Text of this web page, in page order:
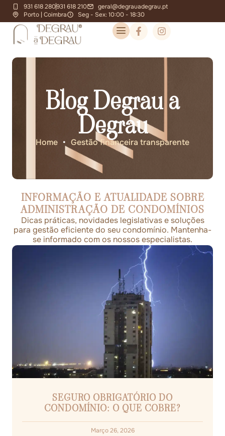
931 618 280931 618 210
geral@degrauadegrau.pt
Porto | Coimbra
Seg - Sex: 10:00 - 18:30
Blog Degrau a
Degrau
Home • Gestão financeira transparente
INFORMAÇÃO E ATUALIDADE SOBRE
ADMINISTRAÇÃO DE CONDOMÍNIOS
Dicas práticas, novidades legislativas e soluções
para gestão eficiente do seu condomínio. Mantenha-
se informado com os nossos especialistas.
SEGURO OBRIGATÓRIO DO
CONDOMÍNIO: O QUE COBRE?
Março 26, 2026